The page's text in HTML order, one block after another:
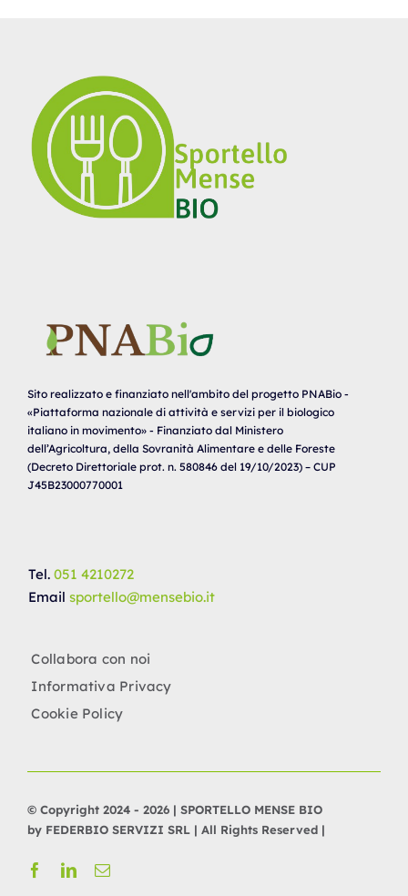
Sito realizzato e finanziato nell'ambito del progetto PNABio -
«Piattaforma nazionale di attività e servizi per il biologico
italiano in movimento» - Finanziato dal Ministero
dell’Agricoltura, della Sovranità Alimentare e delle Foreste
(Decreto Direttoriale prot. n. 580846 del 19/10/2023) – CUP
J45B23000770001
Tel. 051 4210272
Email sportello@mensebio.it
Collabora con noi
Informativa Privacy
Cookie Policy
© Copyright 2024 - 2026 | SPORTELLO MENSE BIO
by FEDERBIO SERVIZI SRL | All Rights Reserved |